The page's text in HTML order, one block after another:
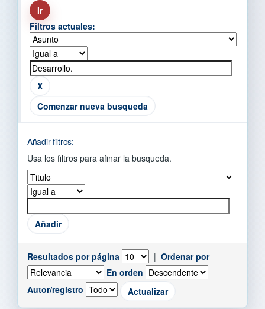
Filtros actuales:
Comenzar nueva busqueda
Añadir filtros:
Usa los filtros para afinar la busqueda.
Resultados por página | Ordenar por
En orden
Autor/registro